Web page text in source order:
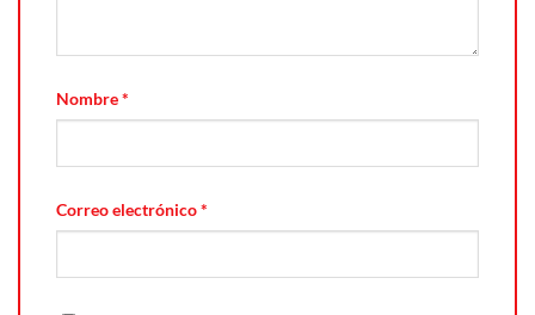
Nombre*
Correo electrónico*